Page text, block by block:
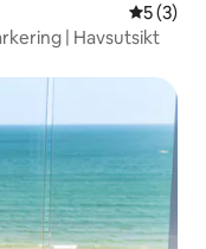
5 av 5 i
5 (3)
| Havsutsikt